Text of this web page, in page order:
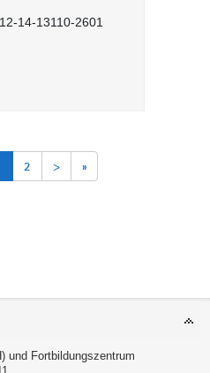
12-14-13110-2601
2 > »
und Fortbildungszentrum